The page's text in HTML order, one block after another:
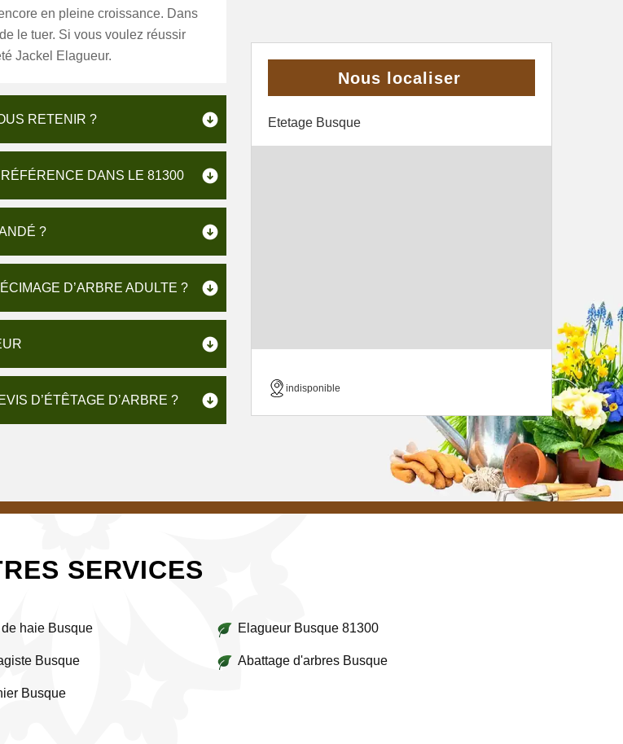
en pleine croissance. Dans
le tuer. Si vous voulez réussir
Jackel Elagueur.
RETENIR ?
DANS LE 81300
?
D’ARBRE ADULTE ?
D’ÉTÊTAGE D’ARBRE ?
Nous localiser
Etetage Busque
indisponible
SERVICES
haie Busque
Busque
Busque
Elagueur Busque 81300
Abattage d'arbres Busque